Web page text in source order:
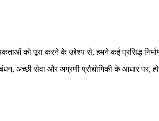
को पूरा करने के उद्देश्य से, हमने कई प्रसिद्ध
अच्छी सेवा और अग्रणी प्रौद्योगिकी के आधार